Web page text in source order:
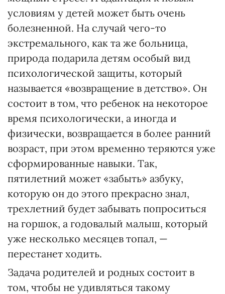
условиям у детей может быть очень
болезненной. На случай чего-то
экстремального, как та же больница,
природа подарила детям особый вид
психологической защиты, который
называется «возвращение в детство». Он
состоит в том, что ребенок на некоторое
время психологически, а иногда и
физически, возвращается в более ранний
возраст, при этом временно теряются уже
сформированные навыки. Так,
пятилетний может «забыть» азбуку,
которую он до этого прекрасно знал,
трехлетний будет забывать попроситься
на горшок, а годовалый малыш, который
уже несколько месяцев топал, —
перестанет ходить.
Задача родителей и родных состоит в
том, чтобы не удивляться такому